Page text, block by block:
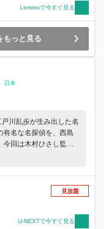
との関係に理由がある
刑事と天才医師、異な
Leminoで今すぐ見る
もっと見る
日本
川乱歩が生み出した名
有名な名探偵を、西島
回は木村ひさし監督
石田ゆり子、岸井ゆき
を構築。 なんと現代
明晰な頭脳とアクション
か尻尾をつかめない
見放題
U-NEXTで今すぐ見る